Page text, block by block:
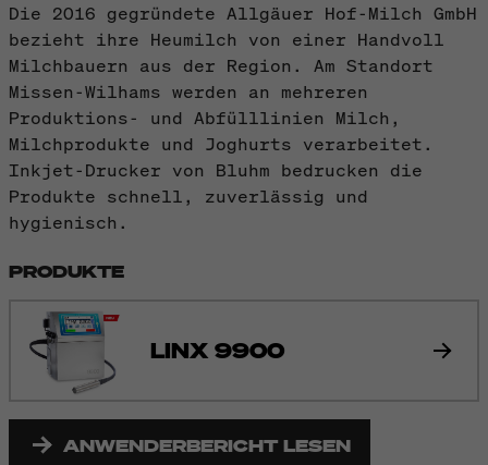
Die 2016 gegründete Allgäuer Hof-Milch GmbH
bezieht ihre Heumilch von einer Handvoll
Milchbauern aus der Region. Am Standort
Missen-Wilhams werden an mehreren
Produktions- und Abfülllinien Milch,
Milchprodukte und Joghurts verarbeitet.
Inkjet-Drucker von Bluhm bedrucken die
Produkte schnell, zuverlässig und
hygienisch.
PRODUKTE
LINX 9900
ANWENDERBERICHT LESEN